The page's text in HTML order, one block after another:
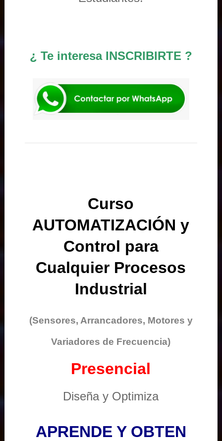
¿ Te interesa INSCRIBIRTE ?
Curso
AUTOMATIZACIÓN y
Control para
Cualquier Procesos
Industrial
(Sensores, Arrancadores, Motores y
Variadores de Frecuencia)
Presencial
Diseña y Optimiza
APRENDE Y OBTEN